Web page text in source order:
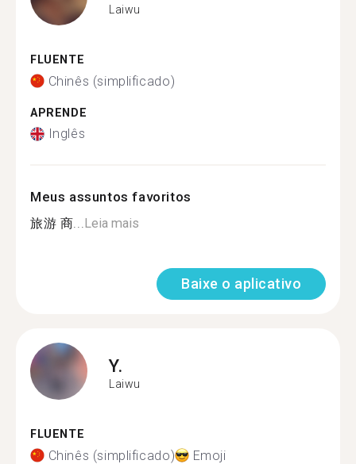
Laiwu
FLUENTE
Chinês (simplificado)
APRENDE
Inglês
Meus assuntos favoritos
旅游 商...Leia mais
Baixe o aplicativo
Y.
Laiwu
FLUENTE
Chinês (simplificado) Emoji